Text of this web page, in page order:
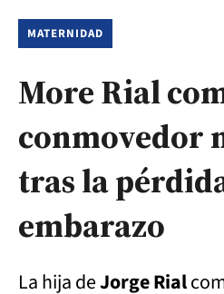
MATERNIDAD
More Rial
conmovedor
tras la
embarazo
La hija deJorge Rial